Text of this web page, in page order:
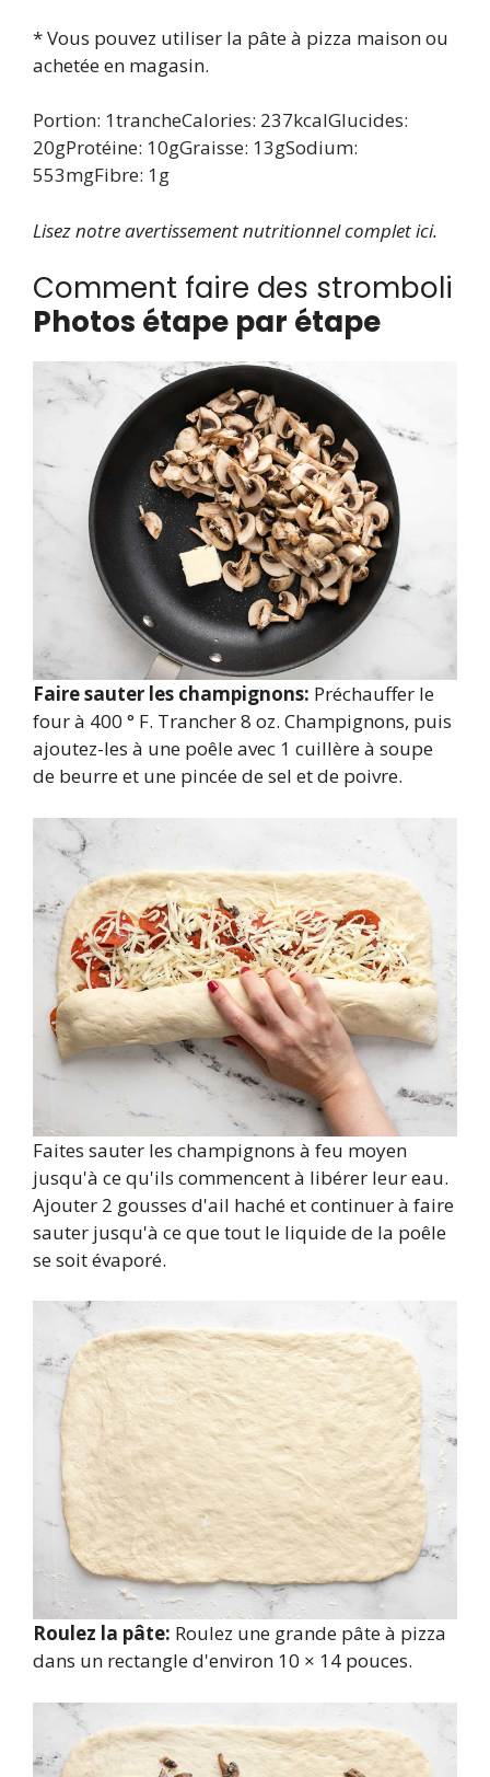
* Vous pouvez utiliser la pâte à pizza maison ou
achetée en magasin.
Portion: 1trancheCalories: 237kcalGlucides:
20gProtéine: 10gGraisse: 13gSodium:
553mgFibre: 1g
Lisez notre avertissement nutritionnel complet ici.
Comment faire des stromboli
Photos étape par étape
Faire sauter les champignons: Préchauffer le
four à 400 ° F. Trancher 8 oz. Champignons, puis
ajoutez-les à une poêle avec 1 cuillère à soupe
de beurre et une pincée de sel et de poivre.
Faites sauter les champignons à feu moyen
jusqu'à ce qu'ils commencent à libérer leur eau.
Ajouter 2 gousses d'ail haché et continuer à faire
sauter jusqu'à ce que tout le liquide de la poêle
se soit évaporé.
Roulez la pâte: Roulez une grande pâte à pizza
dans un rectangle d'environ 10 × 14 pouces.